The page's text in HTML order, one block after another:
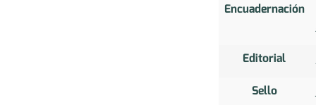
Encuadernación
Editorial
Sello